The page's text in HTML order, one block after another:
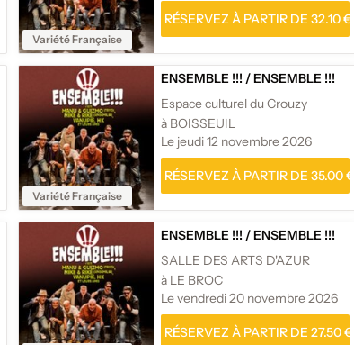
Variété Française
RÉSERVEZ À PARTIR DE 32.10 €
Variété Française
ENSEMBLE !!! /ENSEMBLE !!!
Espace culturel du Crouzy
à BOISSEUIL
Le jeudi 12 novembre 2026
RÉSERVEZ À PARTIR DE 35.00 €
ENSEMBLE !!! /ENSEMBLE !!!
SALLE DES ARTS D'AZUR
à LE BROC
Le vendredi 20 novembre 2026
RÉSERVEZ À PARTIR DE 27.50 €